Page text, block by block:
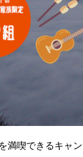
満喫できるキャ